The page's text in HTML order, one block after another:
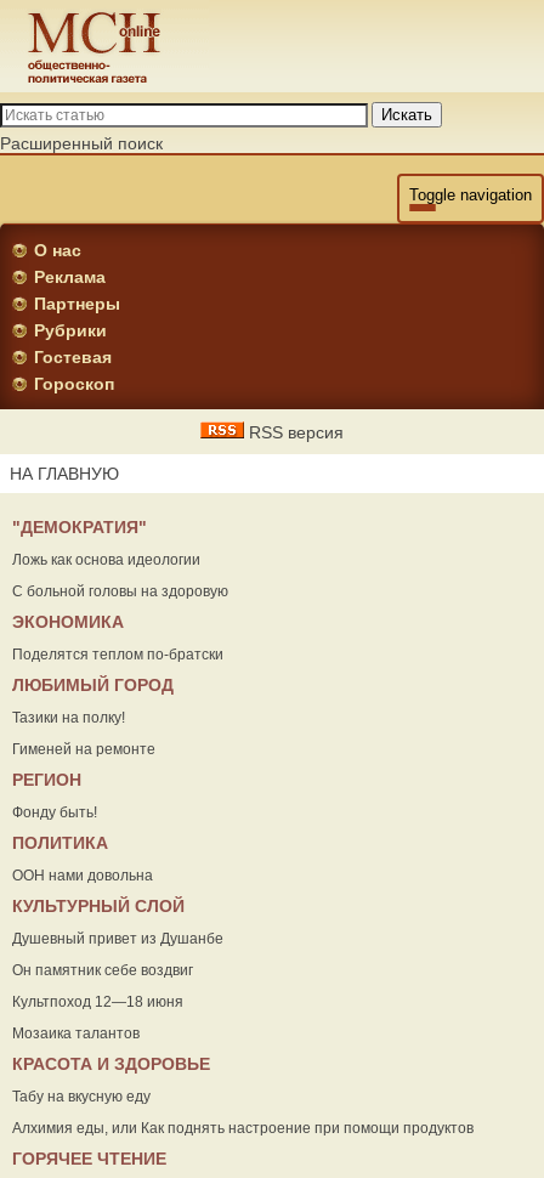
Искать
Расширенный поиск
Toggle navigation
О нас
Реклама
Партнеры
Рубрики
Гостевая
Гороскоп
RSS версия
НА ГЛАВНУЮ
"ДЕМОКРАТИЯ"
Ложь как основа идеологии
С больной головы на здоровую
ЭКОНОМИКА
Поделятся теплом по-братски
ЛЮБИМЫЙ ГОРОД
Тазики на полку!
Гименей на ремонте
РЕГИОН
Фонду быть!
ПОЛИТИКА
ООН нами довольна
КУЛЬТУРНЫЙ СЛОЙ
Душевный привет из Душанбе
Он памятник себе воздвиг
Культпоход 12—18 июня
Мозаика талантов
КРАСОТА И ЗДОРОВЬЕ
Табу на вкусную еду
Алхимия еды, или Как поднять настроение при помощи продуктов
ГОРЯЧЕЕ ЧТЕНИЕ